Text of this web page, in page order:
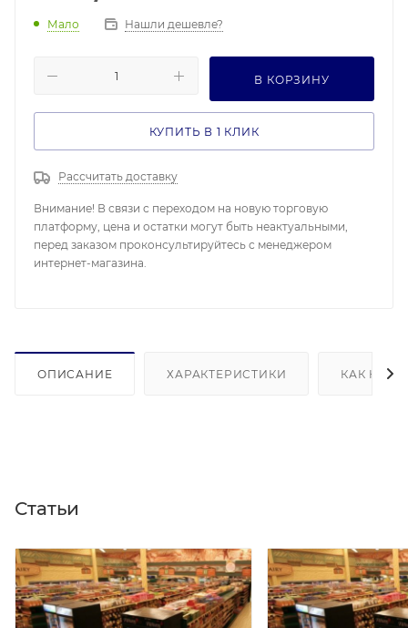
Мало Нашли дешевле?
В КОРЗИНУ
КУПИТЬ В 1 КЛИК
Рассчитать доставку
Внимание! В связи с переходом на новую торговую
платформу, цена и остатки могут быть неактуальными,
перед заказом проконсультируйтесь с менеджером
интернет-магазина.
ОПИСАНИЕ ХАРАКТЕРИСТИКИ КАК
Статьи